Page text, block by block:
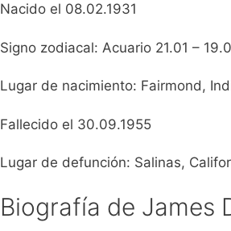
Nacido el 08.02.1931
Signo zodiacal: Acuario 21.01 –
Lugar de nacimiento: Fairmond,
Fallecido el 30.09.1955
Lugar de defunción: Salinas,
Biografía de James